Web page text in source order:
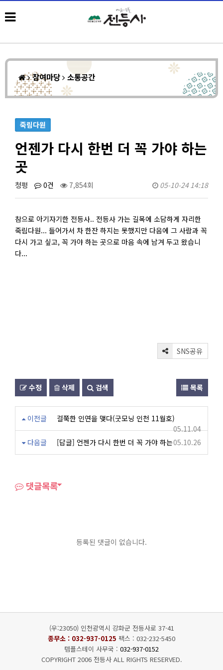
참여마당 소통공간
죽림다원
언젠가 다시 한번 더 꼭 가야 하는
곳
청평 0건 7,854회 05-10-24 14:18
참으로 아기자기한 전등사.. 전등사 가는 길목에 소담하게 자리한
죽림다원... 들어가서 차 한잔 하지는 못했지만 다음에 그 사람과 꼭
다시 가고 싶고, 꼭 가야 하는 곳으로 마음 속에 남겨 두고 왔습니
다...
SNS공유
수정 삭제 검색 목록
이전글
걸쭉한 인연을 맺다(굿모닝 인천 11월호)
05.11.04
다음글
[답글] 언젠가 다시 한번 더 꼭 가야 하는05.10.26
댓글목록
등록된 댓글이 없습니다.
(우:23050) 인천광역시 강화군 전등사로 37-41
종무소 : 032-937-0125 팩스 : 032-232-5450
템플스테이 사무국 : 032-937-0152
COPYRIGHT 2006 전등사 ALL RIGHTS RESERVED.